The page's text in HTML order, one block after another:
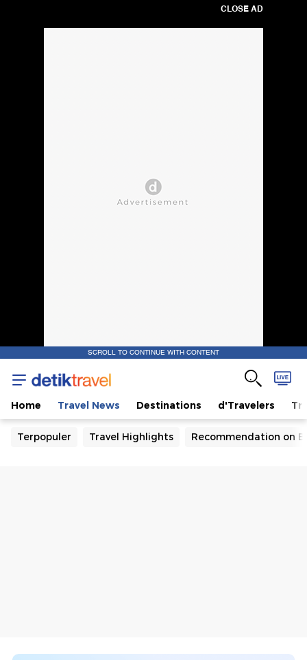
CLOSE AD
SCROLL TO CONTINUE WITH CONTENT
Home Travel News Destinations d'Travelers
Terpopuler Travel Highlights Recommendation on